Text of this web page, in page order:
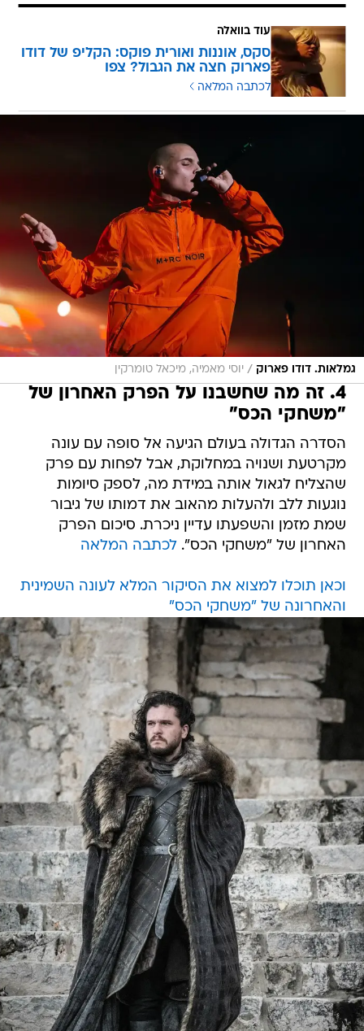
עוד בוואלה
סקס, אוננות ואורית פוקס: הקליפ של דודו
פארוק חצה את הגבול? צפו
לכתבה המלאה
גמלאות. דודו פארוק / יוסי מאמיה, מיכאל טומרקין
4. זה מה שחשבנו על הפרק האחרון של
"משחקי הכס"
הסדרה הגדולה בעולם הגיעה אל סופה עם עונה
מקרטעת ושנויה במחלוקת, אבל לפחות עם פרק
שהצליח לגאול אותה במידת מה, לספק סיומות
נוגעות ללב ולהעלות מהאוב את דמותו של גיבור
שמת מזמן והשפעתו עדיין ניכרת. סיכום הפרק
האחרון של "משחקי הכס".לכתבה המלאה
וכאן תוכלו למצוא את הסיקור המלא לעונה השמינית
והאחרונה של "משחקי הכס"